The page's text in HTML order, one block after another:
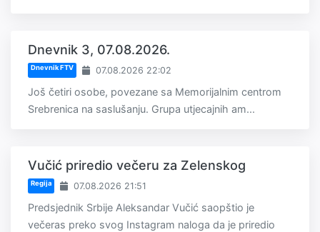
Dnevnik 3, 07.08.2026.
Dnevnik FTV 07.08.2026 22:02
Još četiri osobe, povezane sa Memorijalnim centrom
Srebrenica na saslušanju. Grupa utjecajnih am...
Vučić priredio večeru za Zelenskog
Regija 07.08.2026 21:51
Predsjednik Srbije Aleksandar Vučić saopštio je
večeras preko svog Instagram naloga da je priredio